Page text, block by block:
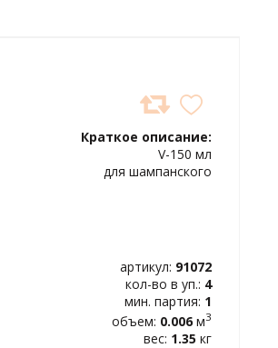
Краткое описание:
V-150 мл
для шампанского
артикул: 91072
кол-во в уп.: 4
мин. партия: 1
объем: 0.006 м3
вес: 1.35 кг